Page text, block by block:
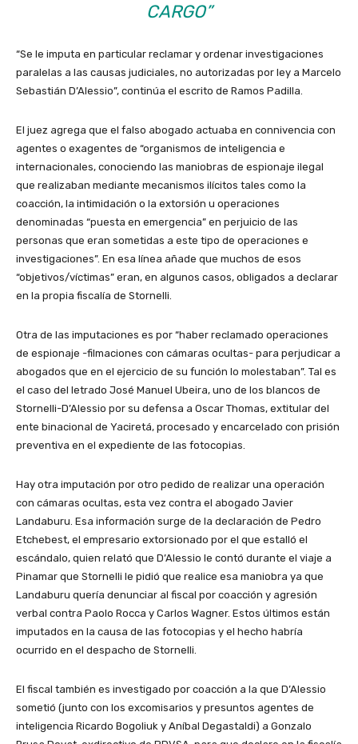
CARGO”
“Se le imputa en particular reclamar y ordenar investigaciones
paralelas a las causas judiciales, no autorizadas por ley a Marcelo
Sebastián D’Alessio”, continúa el escrito de Ramos Padilla.
El juez agrega que el falso abogado actuaba en connivencia con
agentes o exagentes de “organismos de inteligencia e
internacionales, conociendo las maniobras de espionaje ilegal
que realizaban mediante mecanismos ilícitos tales como la
coacción, la intimidación o la extorsión u operaciones
denominadas “puesta en emergencia” en perjuicio de las
personas que eran sometidas a este tipo de operaciones e
investigaciones”. En esa línea añade que muchos de esos
“objetivos/víctimas” eran, en algunos casos, obligados a declarar
en la propia fiscalía de Stornelli.
Otra de las imputaciones es por “haber reclamado operaciones
de espionaje -filmaciones con cámaras ocultas- para perjudicar a
abogados que en el ejercicio de su función lo molestaban”. Tal es
el caso del letrado José Manuel Ubeira, uno de los blancos de
Stornelli-D’Alessio por su defensa a Oscar Thomas, extitular del
ente binacional de Yaciretá, procesado y encarcelado con prisión
preventiva en el expediente de las fotocopias.
Hay otra imputación por otro pedido de realizar una operación
con cámaras ocultas, esta vez contra el abogado Javier
Landaburu. Esa información surge de la declaración de Pedro
Etchebest, el empresario extorsionado por el que estalló el
escándalo, quien relató que D’Alessio le contó durante el viaje a
Pinamar que Stornelli le pidió que realice esa maniobra ya que
Landaburu quería denunciar al fiscal por coacción y agresión
verbal contra Paolo Rocca y Carlos Wagner. Estos últimos están
imputados en la causa de las fotocopias y el hecho habría
ocurrido en el despacho de Stornelli.
El fiscal también es investigado por coacción a la que D’Alessio
sometió (junto con los excomisarios y presuntos agentes de
inteligencia Ricardo Bogoliuk y Aníbal Degastaldi) a Gonzalo